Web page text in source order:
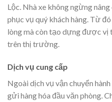
Lộc. Nhà xe không ngừng
phục vụ quý khách hàng. Từ
lòng mà còn tạo dựng được vị
trên thị trường.
Dịch vụ cung cấp
Ngoài dịch vụ vận chuyển
gửi hàng hóa đầu văn phòng.